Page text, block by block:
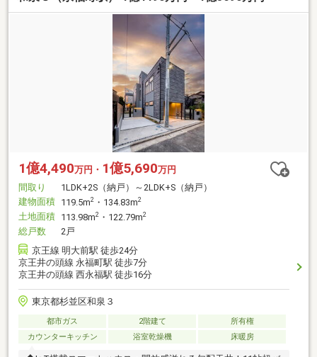
1億4,490万円・ 1億5,690万円
間取り
1LDK+2S（納戸）～2LDK+S（納戸）
建物面積 119.5m2 ・134.83m2
土地面積 113.98m2 ・122.79m2
総戸数
2戸
京王線 明大前駅 徒歩24分
京王井の頭線 永福町駅 徒歩7分
京王井の頭線 西永福駅 徒歩16分
東京都杉並区和泉３
都市ガス 2階建て
所有権
カウンターキッチン
浴室乾燥機 床暖房